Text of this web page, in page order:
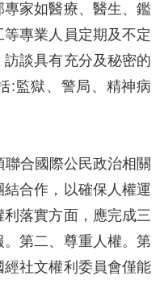
家如醫療、醫生、鑑
專業人員定期及不定
談具有充分及秘密的
:監獄、警局、精神病
合國際公民政治相關
合作，以確保人權運
落實方面，應完成三
第二、尊重人權。第
社文權利委員會僅能